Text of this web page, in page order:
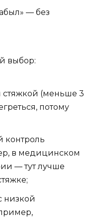
— без
выбор:
стяжкой (меньше 3
потому
контроль
в медицинском
— тут лучше
низкой